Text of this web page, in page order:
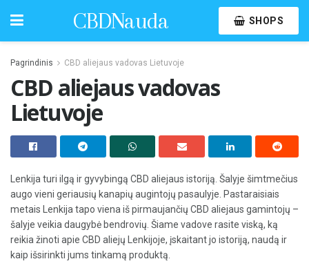
CBDNauda SHOPS
Pagrindinis CBD aliejaus vadovas Lietuvoje
CBD aliejaus vadovas
Lietuvoje
Lenkija turi ilgą ir gyvybingą CBD aliejaus istoriją. Šalyje šimtmečius
augo vieni geriausių kanapių augintojų pasaulyje. Pastaraisiais
metais Lenkija tapo viena iš pirmaujančių CBD aliejaus gamintojų –
šalyje veikia daugybė bendrovių. Šiame vadove rasite viską, ką
reikia žinoti apie CBD aliejų Lenkijoje, įskaitant jo istoriją, naudą ir
kaip išsirinkti jums tinkamą produktą.